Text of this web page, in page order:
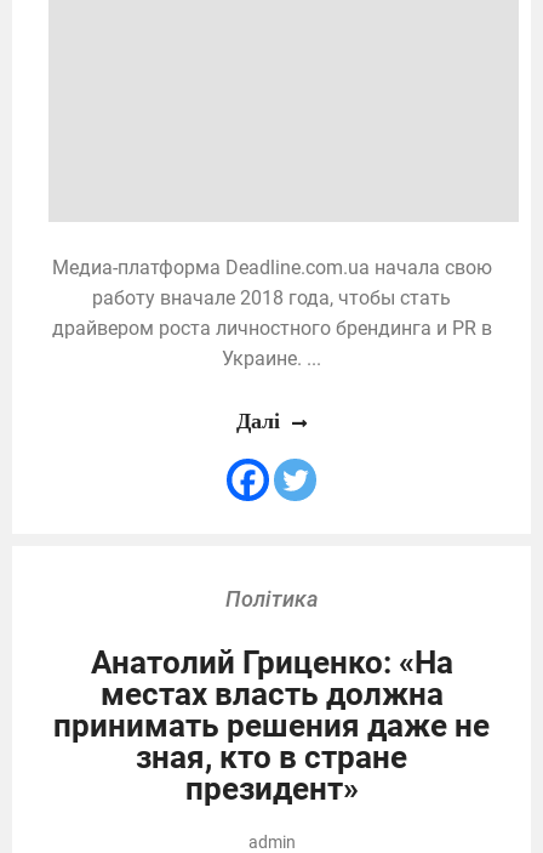
Медиа-платформа Deadline.com.ua начала свою
работу вначале 2018 года, чтобы стать
драйвером роста личностного брендинга и PR в
Украине. ...
Далі
Політика
Анатолий Гриценко: «На
местах власть должна
принимать решения даже не
зная, кто в стране
президент»
admin